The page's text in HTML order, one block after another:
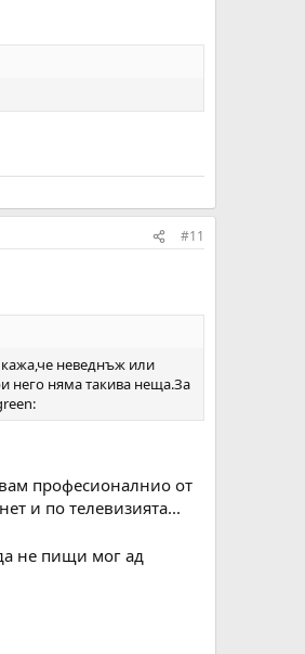
#11
неведнъж или
него няма такива неща.За
професионалнио от
и по телевизията...
не пищи мог ад